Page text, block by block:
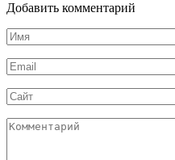
Добавить комментарий
Имя
*
Email
*
Сайт
Комментарий